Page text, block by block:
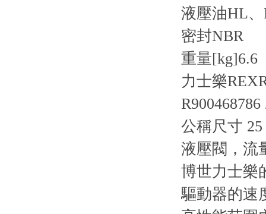
液壓油HL、
密封NBR
重量[kg]6.6
力士樂
公稱尺寸
液壓閥，流
博世力士樂
驅動器的速